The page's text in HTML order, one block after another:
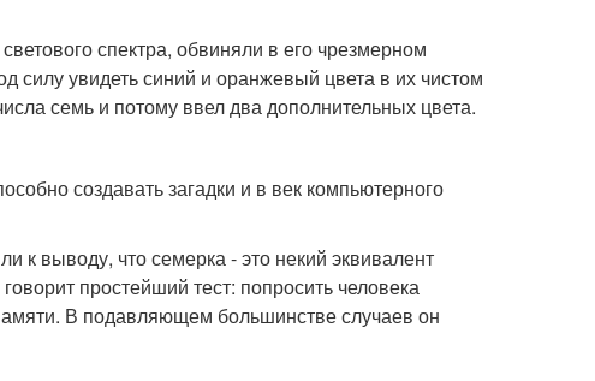
спектра, обвиняли в его чрезмерном
силу увидеть синий и оранжевый цвета в их чистом
семь и потому ввел два дополнительных цвета.
создавать загадки и в век компьютерного
к выводу, что семерка - это некий эквивалент
простейший тест: попросить человека
В подавляющем большинстве случаев он